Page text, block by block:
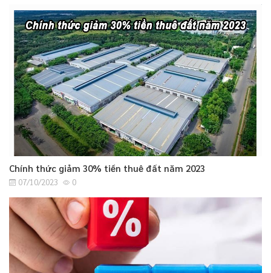
Chính thức giảm 30% tiền thuê đất năm 2023
07/10/2023 0